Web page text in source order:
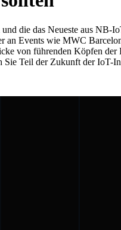
die das Neueste aus
an Events wie MWC
von führenden Köpfen
Sie Teil der Zukunft der IoT-